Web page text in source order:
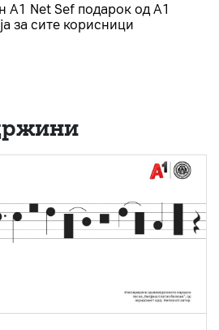
A1 Net Sеf подарок од А1
за сите корисници